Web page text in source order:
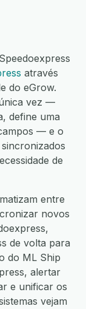
através
do eGrow.
vez —
define uma
— e o
de
entre
novos
de volta para
do ML Ship
alertar
e unificar os
vejam